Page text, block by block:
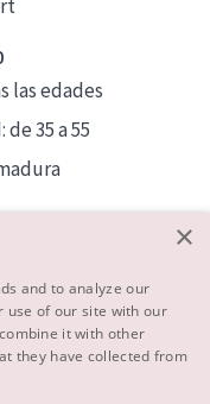
las edades
de 35 a 55
×
and to analyze our
use of our site with our
it with other
they have collected from